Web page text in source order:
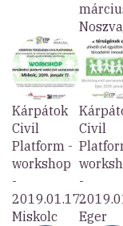
Kárpátok
Civil
Platform -
workshop
-
2019.01.17.
Miskolc
Civil
-
Eger